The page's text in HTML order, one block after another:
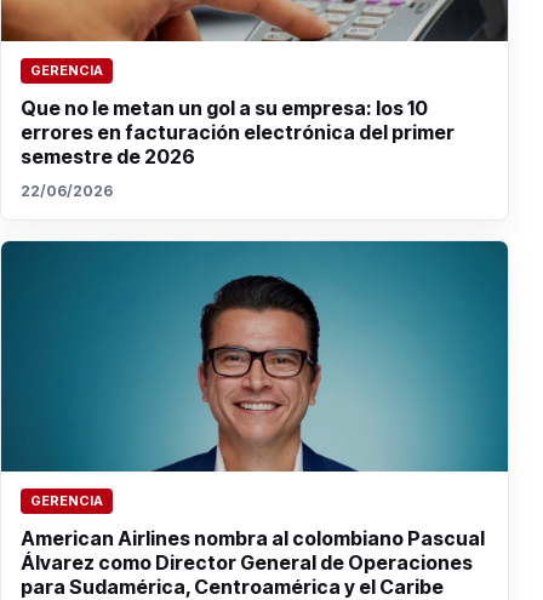
GERENCIA
Que no le metan un gol a su empresa: los 10
errores en facturación electrónica del primer
semestre de 2026
22/06/2026
GERENCIA
American Airlines nombra al colombiano Pascual
Álvarez como Director General de Operaciones
para Sudamérica, Centroamérica y el Caribe